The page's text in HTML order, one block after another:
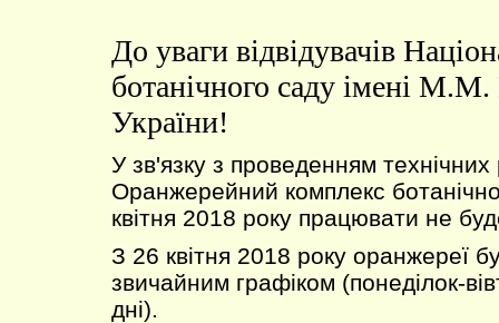
До уваги відвідувачів
ботанічного саду імені
України!
У зв'язку з проведенням технічних
Оранжерейний комплекс
квітня 2018 року працювати не
З 26 квітня 2018 року оранжереї
звичайним графіком (понеділок-
дні).